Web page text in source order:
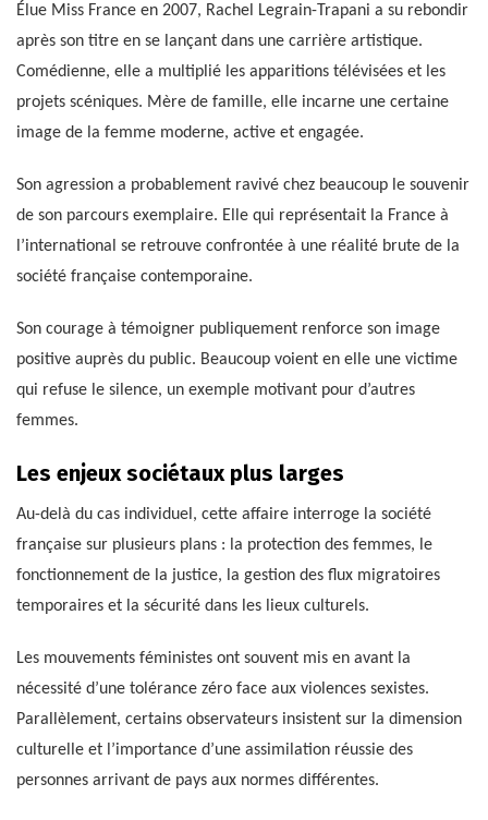
Élue Miss France en 2007, Rachel Legrain-Trapani a su rebondir
après son titre en se lançant dans une carrière artistique.
Comédienne, elle a multiplié les apparitions télévisées et les
projets scéniques. Mère de famille, elle incarne une certaine
image de la femme moderne, active et engagée.
Son agression a probablement ravivé chez beaucoup le souvenir
de son parcours exemplaire. Elle qui représentait la France à
l’international se retrouve confrontée à une réalité brute de la
société française contemporaine.
Son courage à témoigner publiquement renforce son image
positive auprès du public. Beaucoup voient en elle une victime
qui refuse le silence, un exemple motivant pour d’autres
femmes.
Les enjeux sociétaux plus larges
Au-delà du cas individuel, cette affaire interroge la société
française sur plusieurs plans : la protection des femmes, le
fonctionnement de la justice, la gestion des flux migratoires
temporaires et la sécurité dans les lieux culturels.
Les mouvements féministes ont souvent mis en avant la
nécessité d’une tolérance zéro face aux violences sexistes.
Parallèlement, certains observateurs insistent sur la dimension
culturelle et l’importance d’une assimilation réussie des
personnes arrivant de pays aux normes différentes.